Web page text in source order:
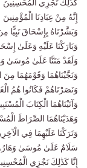
إِنَّهُ مِنْ عِبَادِنَا الْمُؤْمِنِينَ
وَبَشَّرْنَاهُ بِإِسْحَاقَ نَبِيًّا
وَبَارَكْنَا عَلَيْهِ وَعَلَىٰ
وَلَقَدْ مَنَنَّا عَلَىٰ مُوسَىٰ
وَنَجَّيْنَاهُمَا وَقَوْمَهُمَا
وَنَصَرْنَاهُمْ فَكَانُوا هُمُ
وَآتَيْنَاهُمَا الْكِتَابَ
وَهَدَيْنَاهُمَا الصِّرَاطَ
وَتَرَكْنَا عَلَيْهِمَا فِي
سَلَامٌ عَلَىٰ مُوسَىٰ
إِنَّا كَذَٰلِكَ نَجْزِي